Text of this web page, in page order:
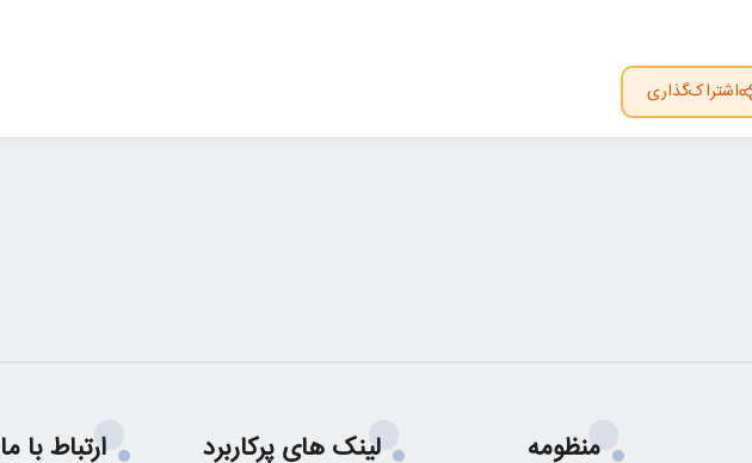
اشتراک‌گذاری
منظومه لینک های پرکاربرد ارتباط با ما